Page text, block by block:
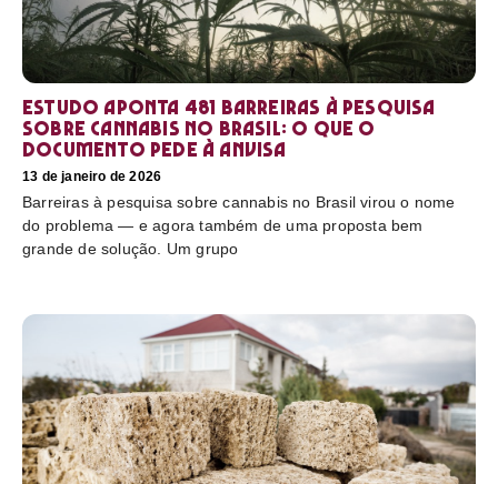
Estudo aponta 481 barreiras à pesquisa
sobre cannabis no Brasil: o que o
documento pede à Anvisa
13 de janeiro de 2026
Barreiras à pesquisa sobre cannabis no Brasil virou o nome
do problema — e agora também de uma proposta bem
grande de solução. Um grupo